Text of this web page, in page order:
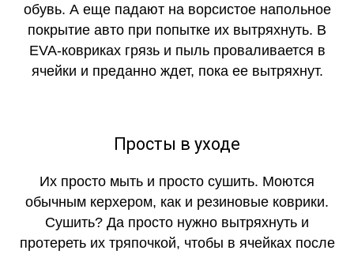
обувь. А еще падают на ворсистое напольное
покрытие авто при попытке их вытряхнуть. В
EVA-ковриках грязь и пыль проваливается в
ячейки и преданно ждет, пока ее вытряхнут.
Просты в уходе
Их просто мыть и просто сушить. Моются
обычным керхером, как и резиновые коврики.
Сушить? Да просто нужно вытряхнуть и
протереть их тряпочкой, чтобы в ячейках после